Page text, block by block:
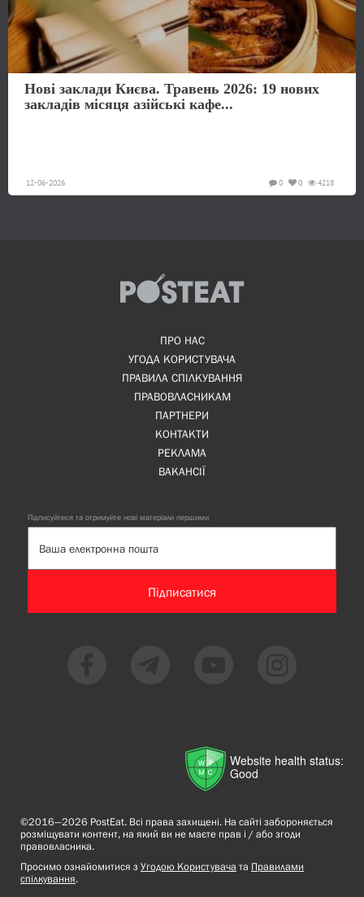
Нові заклади Києва. Травень 2026: 19 нових
закладів місяця азійські кафе...
12-06-2026 4218
0
0
ПРО НАС
УГОДА КОРИСТУВАЧА
ПРАВИЛА СПІЛКУВАННЯ
ПРАВОВЛАСНИКАМ
ПАРТНЕРИ
КОНТАКТИ
РЕКЛАМА
ВАКАНСІЇ
Підписуйтеся та отримуйте нові матеріали першими
Підписатися
Website health status:
Good
©2016—2026 PostEat. Всі права захищені. На сайті забороняється
розміщувати контент, на який ви не маєте прав і / або згоди
правовласника.
Просимо ознайомитися з Угодою Користувача та Правилами
спілкування.